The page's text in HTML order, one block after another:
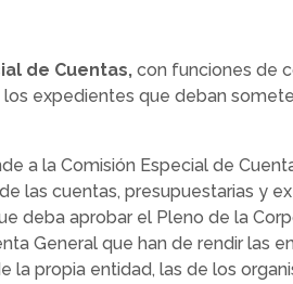
de Cuentas, con funciones de
expedientes que deban
a la Comisión Especial de
las cuentas, presupuestarias y
deba aprobar el Pleno de la
General que han de rendir las
la propia entidad, las de los